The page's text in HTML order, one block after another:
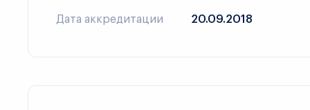
Дата аккредитации 20.09.2018